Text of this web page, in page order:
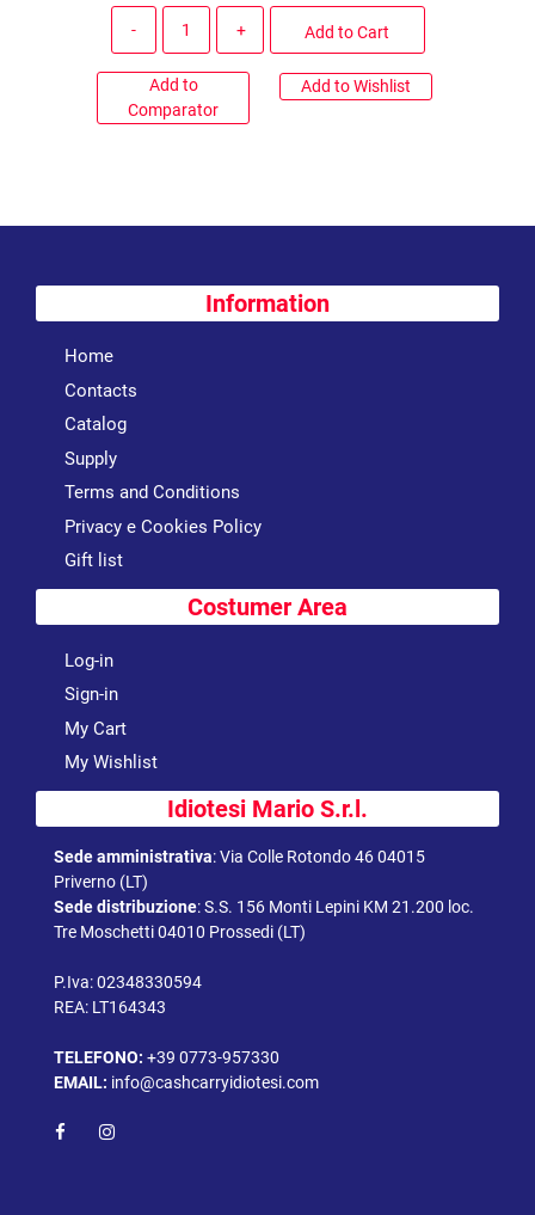
Add to Cart
Add to
Comparator
Add to Wishlist
Information
Home
Contacts
Catalog
Supply
Terms and Conditions
Privacy e Cookies Policy
Gift list
Costumer Area
Log-in
Sign-in
My Cart
My Wishlist
Idiotesi Mario S.r.l.
Sede amministrativa:Via Colle Rotondo 46 04015
Priverno (LT)
Sede distribuzione:S.S. 156 Monti Lepini KM 21.200 loc.
Tre Moschetti 04010 Prossedi (LT)
P.Iva: 02348330594
REA: LT164343
TELEFONO: +39 0773-957330
EMAIL: info@cashcarryidiotesi.com